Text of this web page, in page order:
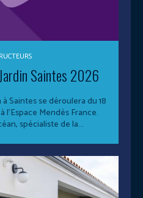
Saintes 2026
Saintes se déroulera du 18
Mendès France.
spécialiste de la...